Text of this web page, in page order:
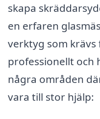
skapa
en erfaren
verktyg som
professionellt och
några områden
vara till stor hjälp: